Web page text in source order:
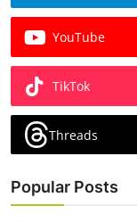
YouTube
TikTok
Threads
Popular Posts